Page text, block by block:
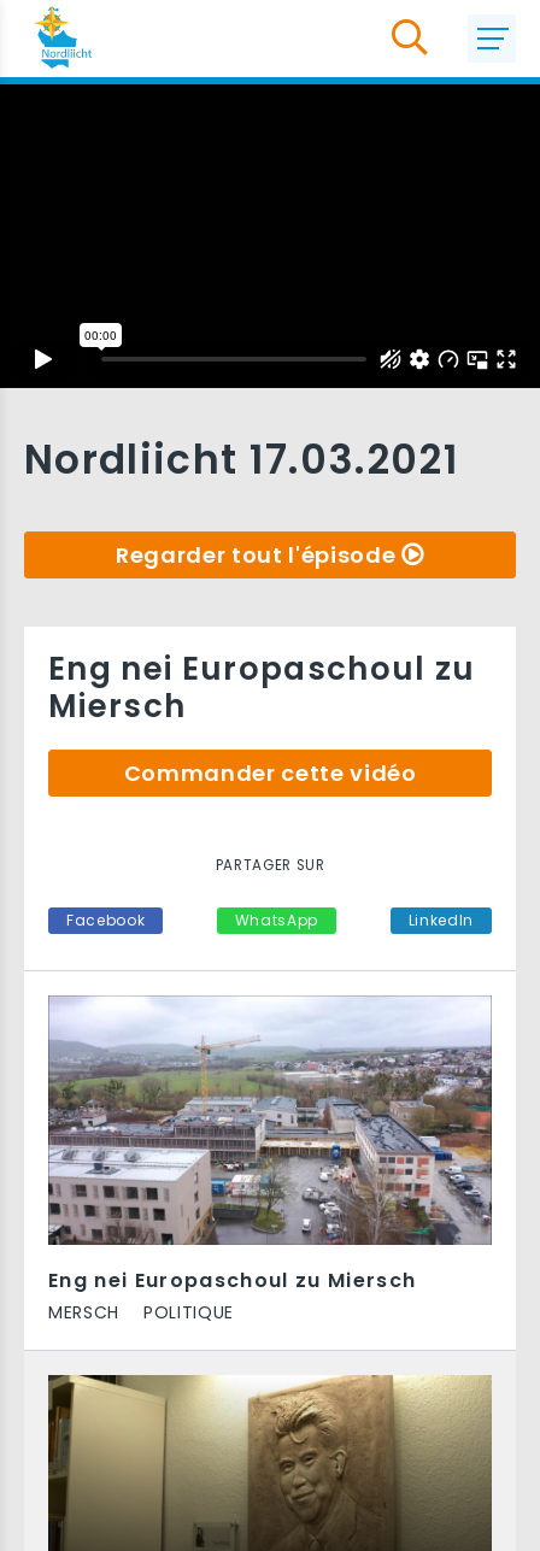
Nordliicht 17.03.2021
Regarder tout l'épisode
Eng nei Europaschoul zu Miersch
MERSCH POLITIQUE
Eng nei Europaschoul zu
Miersch
Commander cette vidéo
PARTAGER SUR
Facebook WhatsApp LinkedIn